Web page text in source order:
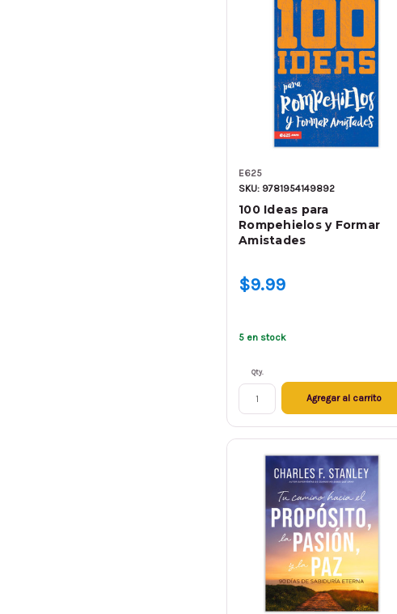
E625
SKU: 9781954149892
100 Ideas para
Rompehielos y Formar
Amistades
$9.99
5 en stock
Qty.
Agregar al carrito